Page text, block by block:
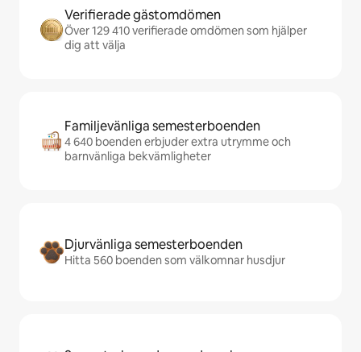
Verifierade gästomdömen
Över 129 410 verifierade omdömen som hjälper
dig att välja
Familjevänliga semesterboenden
4 640 boenden erbjuder extra utrymme och
barnvänliga bekvämligheter
Djurvänliga semesterboenden
Hitta 560 boenden som välkomnar husdjur